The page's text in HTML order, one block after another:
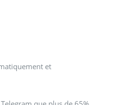
et